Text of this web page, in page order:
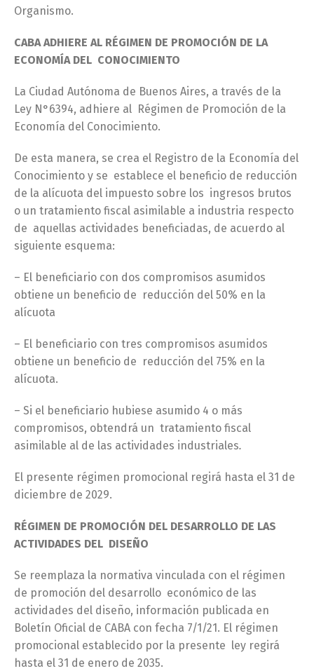
Organismo.
CABA ADHIERE AL RÉGIMEN DE PROMOCIÓN DE LA
ECONOMÍA DEL CONOCIMIENTO
La Ciudad Autónoma de Buenos Aires, a través de la
Ley N°6394, adhiere al Régimen de Promoción de la
Economía del Conocimiento.
De esta manera, se crea el Registro de la Economía del
Conocimiento y se establece el beneficio de reducción
de la alícuota del impuesto sobre los ingresos brutos
o un tratamiento fiscal asimilable a industria respecto
de aquellas actividades beneficiadas, de acuerdo al
siguiente esquema:
– El beneficiario con dos compromisos asumidos
obtiene un beneficio de reducción del 50% en la
alícuota
– El beneficiario con tres compromisos asumidos
obtiene un beneficio de reducción del 75% en la
alícuota.
– Si el beneficiario hubiese asumido 4 o más
compromisos, obtendrá un tratamiento fiscal
asimilable al de las actividades industriales.
El presente régimen promocional regirá hasta el 31 de
diciembre de 2029.
RÉGIMEN DE PROMOCIÓN DEL DESARROLLO DE LAS
ACTIVIDADES DEL DISEÑO
Se reemplaza la normativa vinculada con el régimen
de promoción del desarrollo económico de las
actividades del diseño, información publicada en
Boletín Oficial de CABA con fecha 7/1/21. El régimen
promocional establecido por la presente ley regirá
hasta el 31 de enero de 2035.